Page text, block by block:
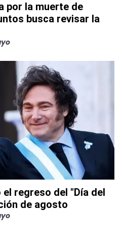
por la muerte de
busca revisar la
regreso del "Día del
de agosto